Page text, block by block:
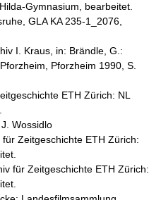
Gymnasium, bearbeitet.
GLA KA 235-1_2076,
I. Kraus, in: Brändle, G.:
Pforzheim 1990, S.
ETH Zürich: NL
Wossidlo
Zeitgeschichte ETH Zürich:
für Zeitgeschichte ETH Zürich: